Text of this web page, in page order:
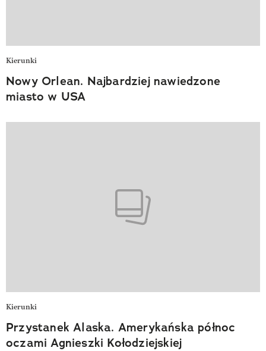
Kierunki
Nowy Orlean. Najbardziej nawiedzone
miasto w USA
Kierunki
Przystanek Alaska. Amerykańska północ
oczami Agnieszki Kołodziejskiej